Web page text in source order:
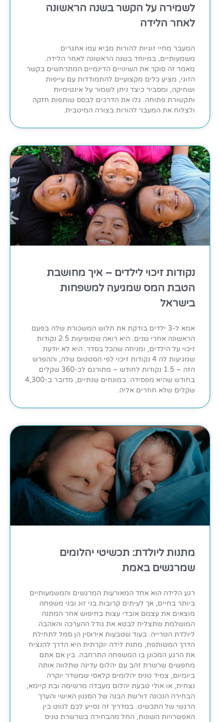
לשמירה על הקשר בשנה הראשונה
לאחר הלידה
המעבר מחיי זוגיות להורות מביא עמו אתגרים
משמעותיים, במיוחד בשנה הראשונה לאחר הלידה.
מאמר זה סוקר את השינויים הדינמיים המתרחשים בקשר
הזוגי, מציע כלים מקצועיים להתמודדות עם עייפות
ושחיקה, ומסביר כיצד ניתן לשמור על אינטימיות
ותקשורת פתוחה. גלו את הדרכים לבסס שותפות חזקה
ולצלוח את המעבר להורות בצורה המיטבית.
נקודות זיכוי לילדים – איך מחושבת
הטבת המס שמגיעה למשפחות
בישראל
אמא ל-3 ילדים בודקת את תלוש המשכורת שלה בפעם
הראשונה אחרי שנים. היא רואה שמופיעות 2.5 נקודות
זיכוי על הילדים, ומניחה שהכל בסדר. היא לא יודעת
שמגיעות לה 4 נקודות זיכוי לפי הסטטוס שלה, וההפרש
הזה – 1.5 נקודות לחודש – מתורגם לכ-360 שקלים
בחודש שהיא מפסידה. במונחים שנתיים, מדובר ב-4,300
שקלים שלא חוזרים אליה.
מתנות ליולדת: תכשיטי יהלומים
שמרגשים באמת
רגע הלידה הוא אחד המאורעות המרגשים והמשמעותיים
ביותר בחיים, אך לעיתים קרובות בני זוג ובני משפחה
מוצאים את עצמם אובדי עצות בחיפוש אחר המתנה
המושלמת שתצליח לבטא את גודל ההערכה והאהבה
ליולדת הטרייה. בעוד שטבעות אירוסין הן סמל לתחילת
הדרך המשותפת, מתנת לידה יוקרתית היא הדרך להנציח
את הרגע המכונן בו המשפחה התרחבה. בין אם אתם
מחפשים שרשרת זהב עם יהלום עדינה שתלווה אותה
ביומיום, צמיד טניס יהלומים קלאסי שמשדר יוקרה
נצחית, או אולי טבעת יהלום מעבדה מרשימה ובת קיימא,
הבחירה הנכונה דורשת הבנה של הסגנון האישי והערך
הרגשי של התכשיט. במדריך זה נסייע לכם לנווט בין
האפשרויות השונות, החל מהבחירה בשרשרת טניס